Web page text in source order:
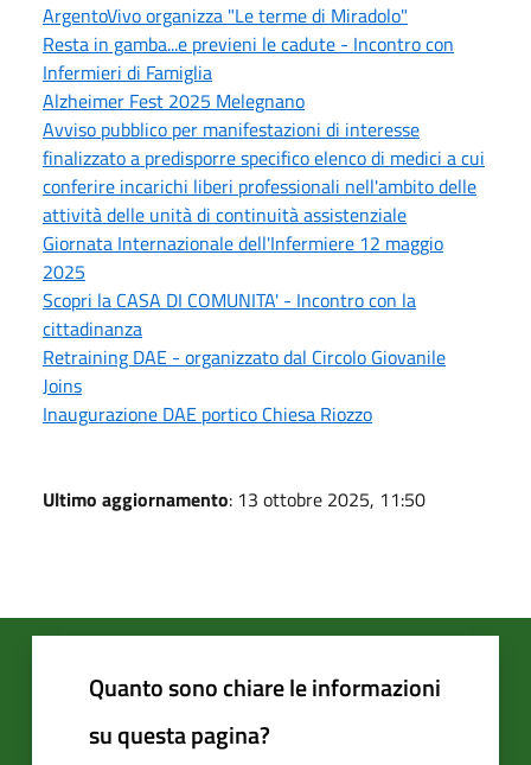
ArgentoVivo organizza "Le terme di Miradolo"
Resta in gamba...e previeni le cadute - Incontro con
Infermieri di Famiglia
Alzheimer Fest 2025 Melegnano
Avviso pubblico per manifestazioni di interesse
finalizzato a predisporre specifico elenco di medici a cui
conferire incarichi liberi professionali nell'ambito delle
attività delle unità di continuità assistenziale
Giornata Internazionale dell'Infermiere 12 maggio
2025
Scopri la CASA DI COMUNITA' - Incontro con la
cittadinanza
Retraining DAE - organizzato dal Circolo Giovanile
Joins
Inaugurazione DAE portico Chiesa Riozzo
Ultimo aggiornamento: 13 ottobre 2025, 11:50
Quanto sono chiare le informazioni
su questa pagina?